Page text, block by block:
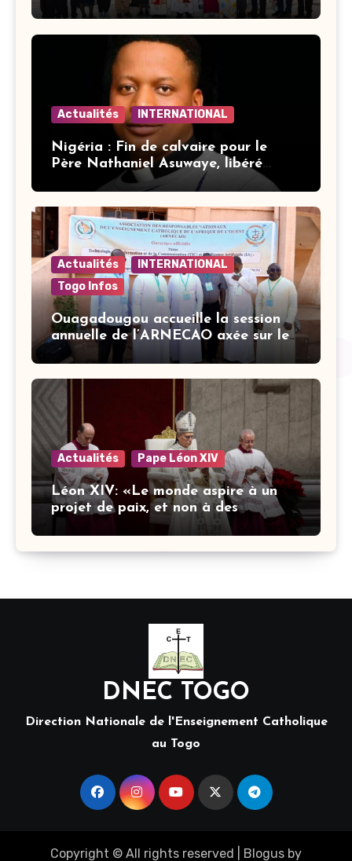
Actualités INTERNATIONAL
Nigéria : Fin de calvaire pour le
Père Nathaniel Asuwaye, libéré
après trois mois de captivité
Actualités
INTERNATIONAL
Togo Infos
Ouagadougou accueille la session
annuelle de l’ARNECAO axée sur les
défis de l’intelligence artificielle
dans l’éducation catholique
Actualités Pape Léon XIV
Léon XIV: «Le monde aspire à un
projet de paix, et non à des
stratégies armées»
DNEC TOGO
Direction Nationale de l'Enseignement Catholique
au Togo
Copyright © All rights reserved Blogus by